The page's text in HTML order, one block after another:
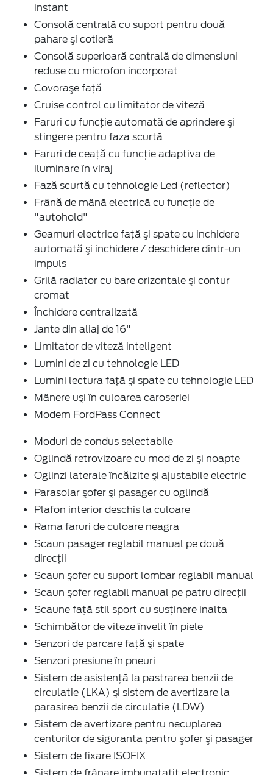
instant
Consolă centrală cu suport pentru două
pahare şi cotieră
Consolă superioară centrală de dimensiuni
reduse cu microfon incorporat
Covoraşe faţă
Cruise control cu limitator de viteză
Faruri cu funcţie automată de aprindere şi
stingere pentru faza scurtă
Faruri de ceaţă cu funcţie adaptiva de
iluminare în viraj
Fază scurtă cu tehnologie Led (reflector)
Frână de mână electrică cu funcţie de
"autohold"
Geamuri electrice faţă şi spate cu inchidere
automată şi inchidere / deschidere dintr-un
impuls
Grilă radiator cu bare orizontale şi contur
cromat
Închidere centralizată
Jante din aliaj de 16"
Limitator de viteză inteligent
Lumini de zi cu tehnologie LED
Lumini lectura faţă şi spate cu tehnologie LED
Mânere uşi în culoarea caroseriei
Modem FordPass Connect
Moduri de condus selectabile
Oglindă retrovizoare cu mod de zi şi noapte
Oglinzi laterale încălzite şi ajustabile electric
Parasolar şofer şi pasager cu oglindă
Plafon interior deschis la culoare
Rama faruri de culoare neagra
Scaun pasager reglabil manual pe două
direcţii
Scaun şofer cu suport lombar reglabil manual
Scaun şofer reglabil manual pe patru direcţii
Scaune faţă stil sport cu susţinere inalta
Schimbător de viteze învelit în piele
Senzori de parcare faţă şi spate
Senzori presiune în pneuri
Sistem de asistenţă la pastrarea benzii de
circulatie (LKA) şi sistem de avertizare la
parasirea benzii de circulatie (LDW)
Sistem de avertizare pentru necuplarea
centurilor de siguranta pentru şofer şi pasager
Sistem de fixare ISOFIX